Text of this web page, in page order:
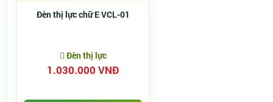
Đèn thị lực chữ E VCL-01
Đèn thị lực
1.030.000 VNĐ